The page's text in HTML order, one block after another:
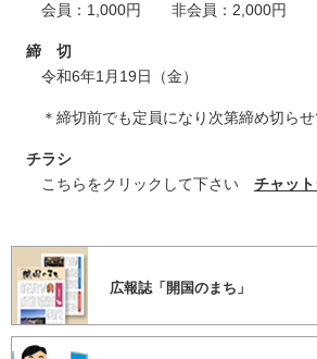
会員：1,000円 非会員：2,000円
締 切
令和6年1月19日（金）
＊締切前でも定員になり次第締め切らせ
チラシ
こちらをクリックして下さい チャッ
広報誌「開国のまち」